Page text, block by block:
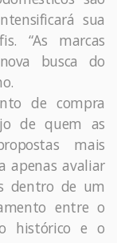
sua
“As marcas
busca do
de compra
de quem as
mais
apenas avaliar
dentro de um
entre o
histórico e o